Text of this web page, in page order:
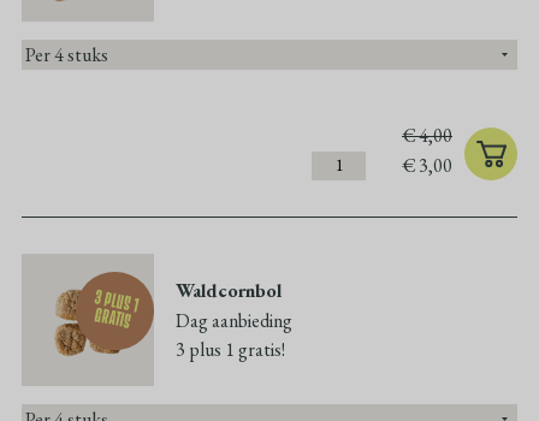
€4,00
€3,00
3 plus 1
gratis
Waldcornbol
Dag aanbieding
3 plus 1 gratis!